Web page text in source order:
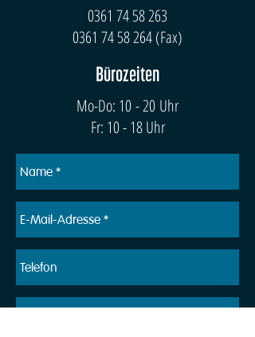
0361 74 58 263
0361 74 58 264(Fax)
Bürozeiten
Mo-Do: 10 - 20 Uhr
Fr: 10 - 18 Uhr